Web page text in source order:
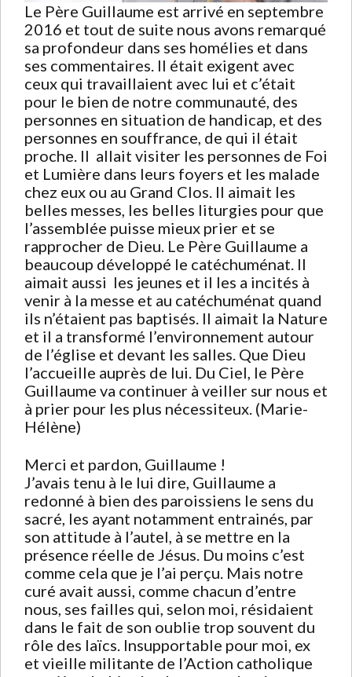
Le Père Guillaume est arrivé en septembre
2016 et tout de suite nous avons remarqué
sa profondeur dans ses homélies et dans
ses commentaires. Il était exigent avec
ceux qui travaillaient avec lui et c’était
pour le bien de notre communauté, des
personnes en situation de handicap, et des
personnes en souffrance, de qui il était
proche. Il allait visiter les personnes de Foi
et Lumière dans leurs foyers et les malade
chez eux ou au Grand Clos. Il aimait les
belles messes, les belles liturgies pour que
l’assemblée puisse mieux prier et se
rapprocher de Dieu. Le Père Guillaume a
beaucoup développé le catéchuménat. Il
aimait aussi les jeunes et il les a incités à
venir à la messe et au catéchuménat quand
ils n’étaient pas baptisés. Il aimait la Nature
et il a transformé l’environnement autour
de l’église et devant les salles. Que Dieu
l’accueille auprès de lui. Du Ciel, le Père
Guillaume va continuer à veiller sur nous et
à prier pour les plus nécessiteux. (Marie-
Hélène)
Merci et pardon, Guillaume !
J’avais tenu à le lui dire, Guillaume a
redonné à bien des paroissiens le sens du
sacré, les ayant notamment entrainés, par
son attitude à l’autel, à se mettre en la
présence réelle de Jésus. Du moins c’est
comme cela que je l’ai perçu. Mais notre
curé avait aussi, comme chacun d’entre
nous, ses failles qui, selon moi, résidaient
dans le fait de son oublie trop souvent du
rôle des laïcs. Insupportable pour moi, ex
et vieille militante de l’Action catholique